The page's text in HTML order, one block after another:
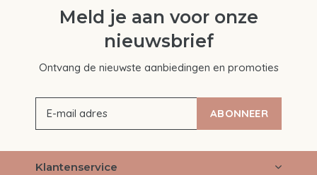
Meld je aan voor onze
nieuwsbrief
Ontvang de nieuwste aanbiedingen en promoties
ABONNEER
Klantenservice